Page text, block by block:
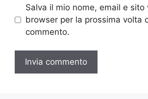
Salva il mio nome, email e
browser per la prossima volta
commento.